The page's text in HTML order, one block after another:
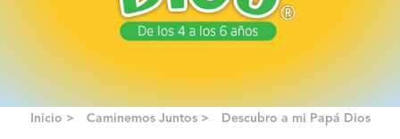
Inicio > Caminemos Juntos > Descubro a mi Papá Dios